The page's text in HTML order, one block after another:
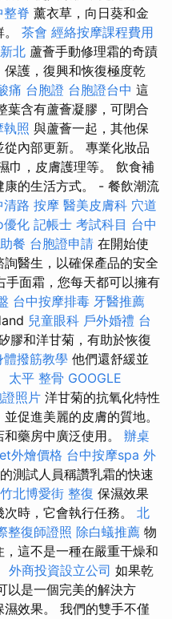
整脊 薰衣草，向日葵和金
茶會 經絡按摩課程費用
北 蘆薈手動修理霜的奇蹟
護，復興和恢復極度乾
痛 台胞證 台胞證台中 這
葉含有蘆薈凝膠，可閉合
執照 與蘆薈一起，其他保
內部更新。 專業化妝品
巾，皮膚護理等。 飲食補
康的生活方式。 - 餐飲潮流
清路 按摩 醫美皮膚科 穴道
優化 記帳士 考試科目 台中
餐 台胞證申請 在開始使
醫生，以確保產品的安全
手面霜，您每天都可以擁有
台中按摩排毒 牙醫推薦
兒童眼科 戶外婚禮 台
膠和洋甘菊，有助於恢復
體撥筋教學 他們還舒緩並
太平 整骨 GOOGLE
照片 洋甘菊的抗氧化特性
促進美麗的皮膚的質地。
藥房中廣泛使用。 辦桌
外燴價格 台中按摩spa 外
測試人員稱讚乳霜的快速
竹北博愛街 整復 保濕效果
時，它會執行任務。 北
整復師證照 除白蟻推薦 物
這不是一種在嚴重干燥和
外商投資設立公司 如果乾
以是一個完美的解決方
效果。 我們的雙手不僅